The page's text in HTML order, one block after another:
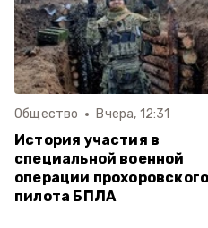
Общество Вчера, 12:31
История участия в
специальной военной
операции прохоровского
пилота БПЛА